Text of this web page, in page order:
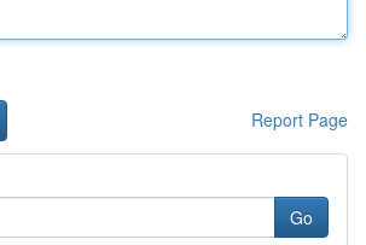
Report Page
Go